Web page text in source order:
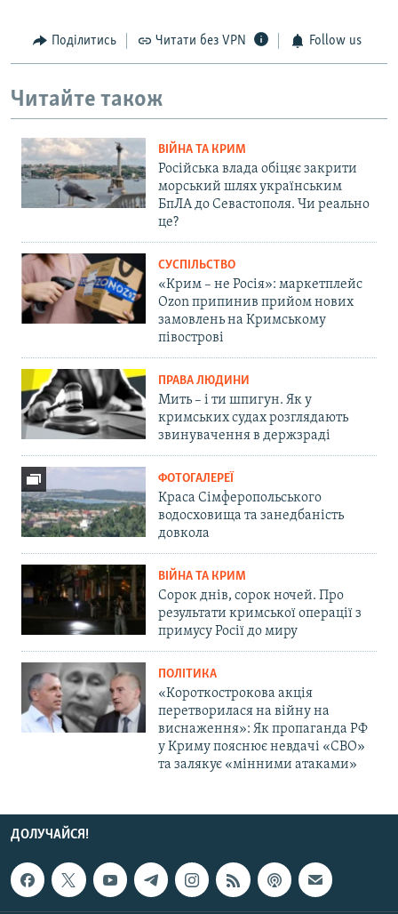
Поділитись Читати без VPN Follow us
Читайте також
ВІЙНА ТА КРИМ
Російська влада обіцяє закрити
морський шлях українським
БпЛА до Севастополя. Чи реально
це?
СУСПІЛЬСТВО
«Крим – не Росія»: маркетплейс
Ozon припинив прийом нових
замовлень на Кримському
півострові
ПРАВА ЛЮДИНИ
Мить – і ти шпигун. Як у
кримських судах розглядають
звинувачення в держзраді
ФОТОГАЛЕРЕЇ
Краса Сімферопольського
водосховища та занедбаність
довкола
ВІЙНА ТА КРИМ
Сорок днів, сорок ночей. Про
результати кримської операції з
примусу Росії до миру
ПОЛІТИКА
«Короткострокова акція
перетворилася на війну на
виснаження»: Як пропаганда РФ
у Криму пояснює невдачі «СВО»
та залякує «мінними атаками»
ДОЛУЧАЙСЯ!